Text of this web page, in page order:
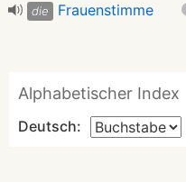
die Frauenstimme
Alphabetischer Index
Deutsch: